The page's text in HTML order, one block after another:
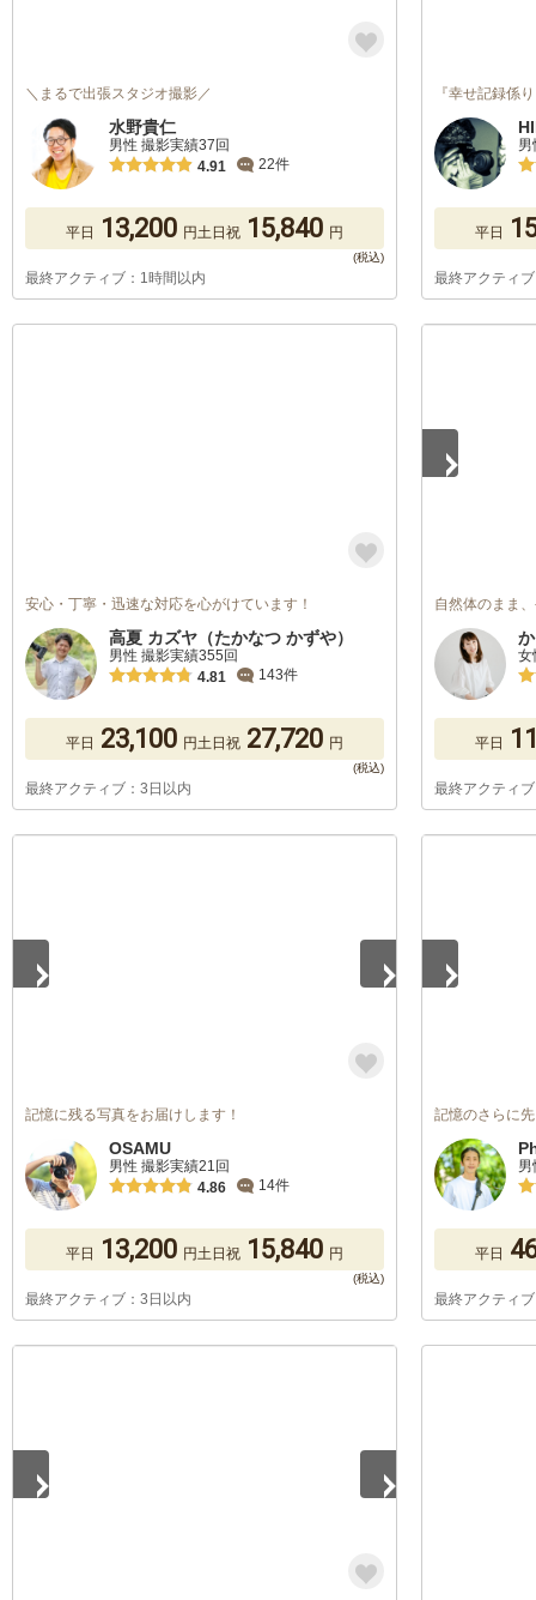
＼まるで出張スタジオ撮影／
水野貴仁
男性 撮影実績37回
4.91
22件
平日 13,200 円土日祝 15,840 円
最終アクティブ：1時間以内
『幸せ記録係
平日
最終アクティ
安心・丁寧・迅速な対応を心がけています！
高夏 カズヤ（たかなつ かずや）
男性 撮影実績355回
4.81
143件
平日 23,100 円土日祝 27,720 円
最終アクティブ：3日以内
自然体のまま
女
平日
最終アクティ
記憶に残る写真をお届けします！
OSAMU
男性 撮影実績21回
4.86
14件
平日 13,200 円土日祝 15,840 円
最終アクティブ：3日以内
記憶のさらに
平日
最終アクティ